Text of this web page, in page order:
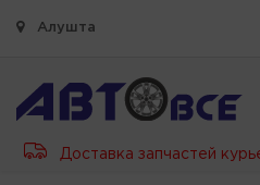
Алушта
Доставка запчастей